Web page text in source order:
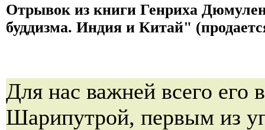
Отрывок из книги Генриха
буддизма. Индия и Китай"
Для нас важней всего его
Шарипутрой, первым из